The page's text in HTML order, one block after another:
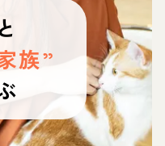
と
族”